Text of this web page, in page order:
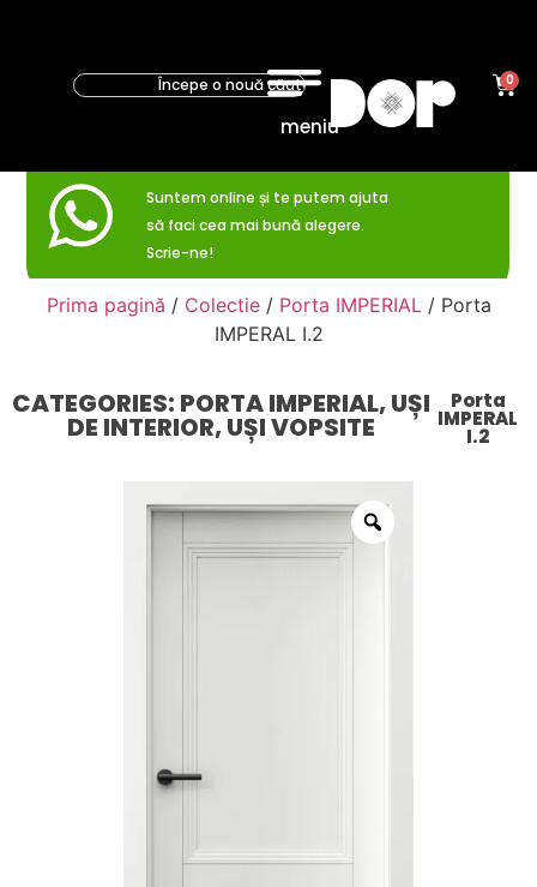
meniu
0
Suntem online și te putem ajuta
să faci cea mai bună alegere.
Scrie-ne!
Prima pagină / Colectie/ Porta IMPERIAL / Porta
IMPERAL I.2
CATEGORIES: PORTA IMPERIAL,UȘI
DE INTERIOR,UȘI VOPSITE
Porta
IMPERAL
I.2